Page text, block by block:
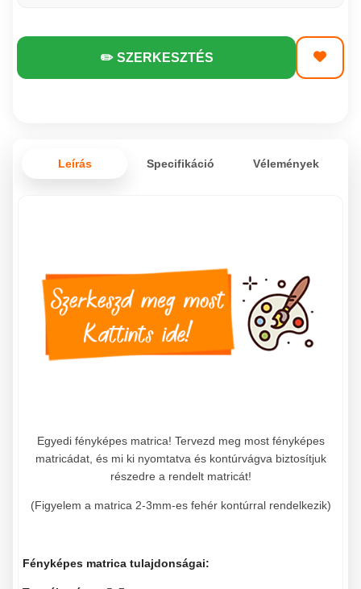
✏️ SZERKESZTÉS
Leírás Specifikáció Vélemények
Egyedi fényképes matrica! Tervezd meg most fényképes
matricádat, és mi ki nyomtatva és kontúrvágva biztosítjuk
részedre a rendelt matricát!
(Figyelem a matrica 2-3mm-es fehér kontúrral rendelkezik)
Fényképes matrica tulajdonságai: